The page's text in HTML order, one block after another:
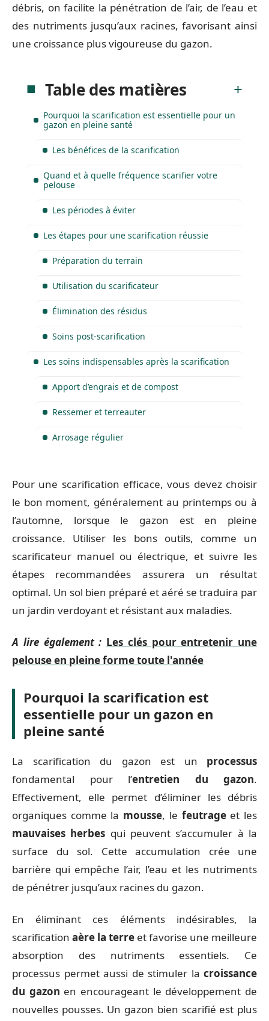
débris, on facilite la pénétration de l’air, de l’eau et
des nutriments jusqu’aux racines, favorisant ainsi
une croissance plus vigoureuse du gazon.
Table des matières
Pourquoi la scarification est essentielle pour un
gazon en pleine santé
Les bénéfices de la scarification
Quand et à quelle fréquence scarifier votre
pelouse
Les périodes à éviter
Les étapes pour une scarification réussie
Préparation du terrain
Utilisation du scarificateur
Élimination des résidus
Soins post-scarification
Les soins indispensables après la scarification
Apport d’engrais et de compost
Ressemer et terreauter
Arrosage régulier
Pour une scarification efficace, vous devez choisir
le bon moment, généralement au printemps ou à
l’automne, lorsque le gazon est en pleine
croissance. Utiliser les bons outils, comme un
scarificateur manuel ou électrique, et suivre les
étapes recommandées assurera un résultat
optimal. Un sol bien préparé et aéré se traduira par
un jardin verdoyant et résistant aux maladies.
A lire également : Les clés pour entretenir une
pelouse en pleine forme toute l'année
Pourquoi la scarification est
essentielle pour un gazon en
pleine santé
La scarification du gazon est un processus
fondamental pour l’entretien du gazon.
Effectivement, elle permet d’éliminer les débris
organiques comme la mousse, le feutrageet les
mauvaises herbes qui peuvent s’accumuler à la
surface du sol. Cette accumulation crée une
barrière qui empêche l’air, l’eau et les nutriments
de pénétrer jusqu’aux racines du gazon.
En éliminant ces éléments indésirables, la
scarification aère la terre et favorise une meilleure
absorption des nutriments essentiels. Ce
processus permet aussi de stimuler la croissance
du gazon en encourageant le développement de
nouvelles pousses. Un gazon bien scarifié est plus